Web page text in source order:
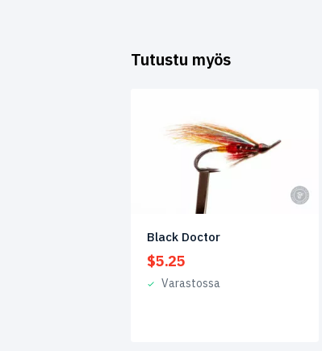
Tutustu myös
Black Doctor
$5.25
Varastossa